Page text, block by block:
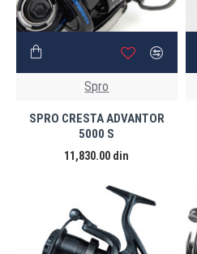
Spro
SPRO CRESTA ADVANTOR
5000 S
11,830.00 din